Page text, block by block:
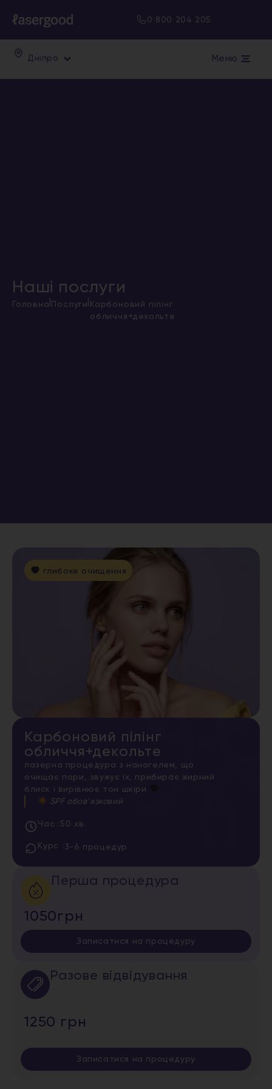
0 800 204 205
Дніпро Меню
Наші послуги
Головна Послуги Карбоновий пілінг
обличчя+декольте
глибоке очищення
Карбоновий пілінг
обличчя+декольте
лазерна процедура з наногелем, що
очищає пори, звужує їх, прибирає жирний
блиск і вирівнює тон шкіри
SPF обов’язковий
Час : 50 хв.
Курс : 3-6 процедур
Перша процедура
1050грн
Записатися на процедуру
Разове відвідування
1250 грн
Записатися на процедуру